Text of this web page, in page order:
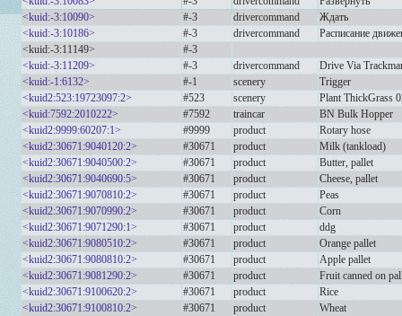
<kuid:-3:10090>
#-3 drivercommand
Ждать
<kuid:-3:10186>
#-3 drivercommand
Расписание
<kuid:-3:11149>
#-3
<kuid:-3:11209>
#-3 drivercommand
Drive Via
<kuid:-1:6132>
#-1 scenery
Trigger
<kuid2:523:19723097:2>
#523 scenery
Plant ThickGrass
<kuid:7592:2010222>
#7592 traincar
BN Bulk Hopper
<kuid2:9999:60207:1>
#9999 product
Rotary hose
<kuid2:30671:9040120:2>
#30671 product
Milk (tankload)
<kuid2:30671:9040500:2>
#30671 product
Butter, pallet
<kuid2:30671:9040690:5>
#30671 product
Cheese, pallet
<kuid2:30671:9070810:2>
#30671 product
Peas
<kuid2:30671:9070990:2>
#30671 product
Corn
<kuid2:30671:9071290:1>
#30671 product
ddg
<kuid2:30671:9080510:2>
#30671 product
Orange pallet
<kuid2:30671:9080810:2>
#30671 product
Apple pallet
<kuid2:30671:9081290:2>
#30671 product
Fruit canned on
<kuid2:30671:9100620:2>
#30671 product
Rice
<kuid2:30671:9100810:2>
#30671 product
Wheat